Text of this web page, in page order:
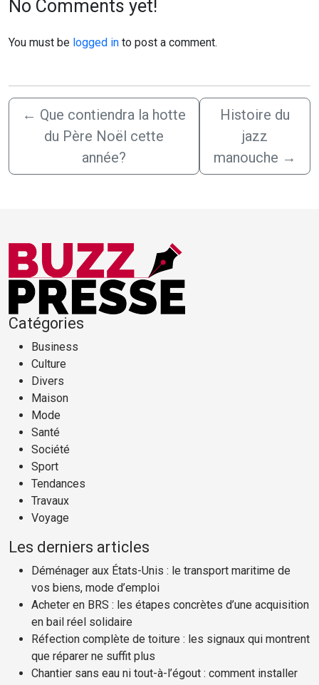
No Comments yet!
You must be logged in to post a comment.
← Que contiendra la hotte
du Père Noël cette
année?
Histoire du
jazz
manouche →
Catégories
Business
Culture
Divers
Maison
Mode
Santé
Société
Sport
Tendances
Travaux
Voyage
Les derniers articles
Déménager aux États-Unis : le transport maritime de
vos biens, mode d’emploi
Acheter en BRS : les étapes concrètes d’une acquisition
en bail réel solidaire
Réfection complète de toiture : les signaux qui montrent
que réparer ne suffit plus
Chantier sans eau ni tout-à-l’égout : comment installer